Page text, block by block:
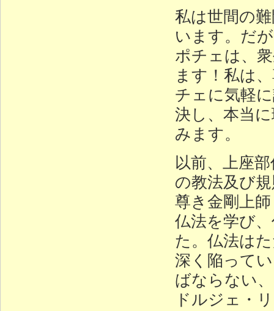
私は世間の
います。だ
ポチェは、
ます！私は
チェに気軽
決し、本当
みます。
以前、上座
の教法及び
尊き金剛上
仏法を学び
た。仏法は
深く陥って
ばならない
ドルジェ・